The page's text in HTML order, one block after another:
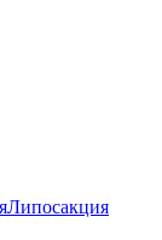
Липосакция